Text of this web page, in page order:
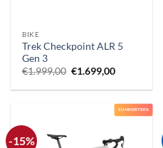
BIKE
Trek Checkpoint ALR 5
Gen 3
€1.999,00 Il
originale
€1.999,00.
€1.699,00Il
attuale
€1.699,00.
SUMMERTREK
-15%